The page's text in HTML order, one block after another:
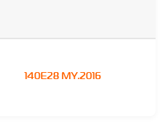
140E28 MY.2016